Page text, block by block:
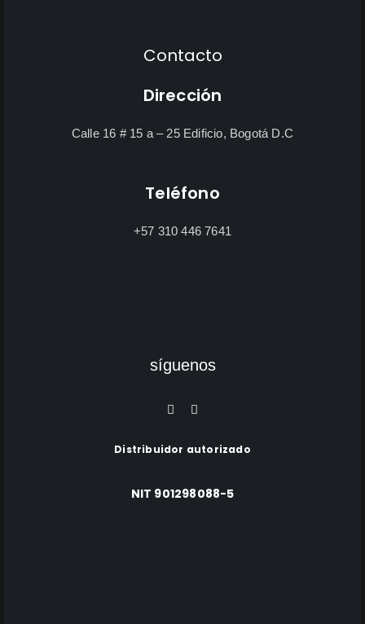
Contacto
Dirección
Calle 16 # 15 a – 25 Edificio, Bogotá D.C
Teléfono
+57 310 446 7641
síguenos
Distribuidor autorizado
NIT 901298088-5